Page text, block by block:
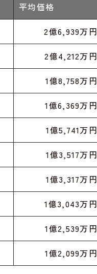
平均価格
2億6,939万円
2億4,212万円
1億8,758万円
1億6,369万円
1億5,741万円
1億3,517万円
1億3,317万円
1億3,043万円
1億2,539万円
1億2,099万円